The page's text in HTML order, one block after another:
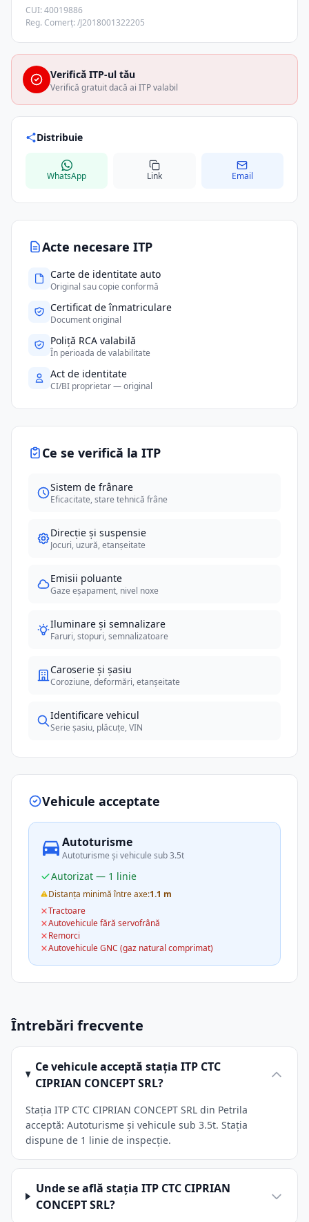
Acte necesare ITP
Carte de identitate auto
Original sau copie conformă
Certificat de înmatriculare
Document original
Poliță RCA valabilă
În perioada de valabilitate
Act de identitate
CI/BI proprietar — original
Ce se verifică la ITP
Sistem de frânare
Eficacitate, stare tehnică frâne
Direcție și suspensie
Jocuri, uzură, etanșeitate
Emisii poluante
Gaze eșapament, nivel noxe
Iluminare și semnalizare
Faruri, stopuri, semnalizatoare
Caroserie și șasiu
Coroziune, deformări, etanșeitate
Identificare vehicul
Serie șasiu, plăcuțe, VIN
Vehicule acceptate
Autoturisme
Autoturisme și vehicule sub 3.5t
Autorizat — 1 linie
Distanța minimă între axe:1.1 m
Tractoare
Autovehicule fără servofrână
Remorci
Autovehicule GNC (gaz natural comprimat)
CUI: 40019886
Reg. Comerț: /J2018001322205
Verifică ITP-ul tău
Verifică gratuit dacă ai ITP valabil
Distribuie
WhatsApp Link Email
Întrebări frecvente
Ce vehicule acceptă stația ITP CTC
CIPRIAN CONCEPT SRL?
Stația ITP CTC CIPRIAN CONCEPT SRL din Petrila
acceptă: Autoturisme și vehicule sub 3.5t. Stația
dispune de 1 linie de inspecție.
Unde se află stația ITP CTC CIPRIAN
CONCEPT SRL?